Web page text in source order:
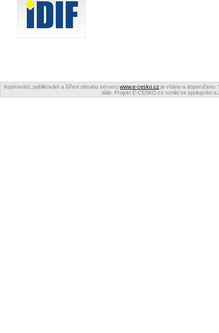
Kopírování, publikování a šíření obsahu serveru www.e-cesko.cz je vítáno a doporučeno.
dále. Projekt E-ČESKO.cz vznikl ve spolupráci